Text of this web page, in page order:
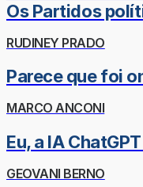
Os Partidos
RUDINEY PRADO
Parece que foi
MARCO ANCONI
Eu, a IA
GEOVANI BERNO